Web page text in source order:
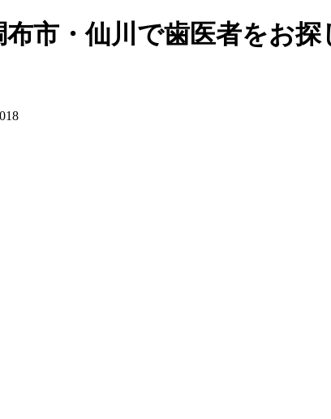
布市・仙川で歯医者をお